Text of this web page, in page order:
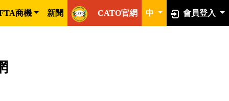
商機 新聞 CATO官網 中 會員登入